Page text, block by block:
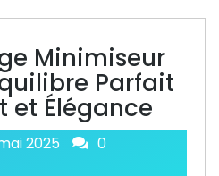
Minimiseur
Parfait
et Élégance
2025
0